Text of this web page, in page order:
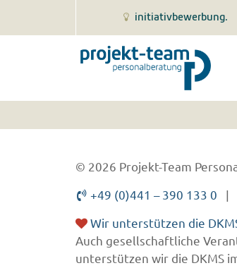
initiativbewerbung.
© 2026 Projekt-Team
+49 (0)441 – 390 133 0 |
Wir unterstützen die
Auch gesellschaftliche
unterstützen wir die DKMS